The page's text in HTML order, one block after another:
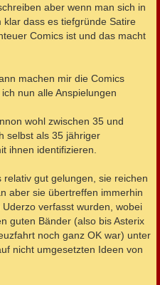
aber wenn man sich in
dass es tiefgründe Satire
Comics ist und das macht
machen mir die Comics
nun alle Anspielungen
wohl zwischen 35 und
selbst als 35 jähriger
ihnen identifizieren.
gut gelungen, sie reichen
aber sie übertreffen immerhin
verfasst wurden, wobei
guten Bänder (also bis Asterix
noch ganz OK war) unter
nicht umgesetzten Ideen von